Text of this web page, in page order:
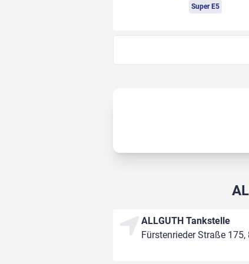
Super E5
ALLGUTH Tankstelle
Fürstenrieder Straße